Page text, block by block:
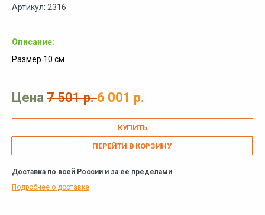
Артикул: 2316
Описание:
Размер 10 см.
Цена 7 501 р.6 001 р.
ПЕРЕЙТИ В КОРЗИНУ
Доставка по всей России и за ее пределами
Подробнее о доставке